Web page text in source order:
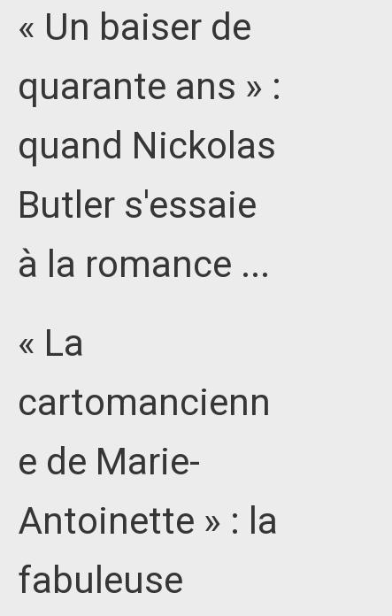
« Un baiser de
quarante ans » :
quand Nickolas
Butler s'essaie
à la romance ...
« La
cartomancienn
e de Marie-
Antoinette » : la
fabuleuse